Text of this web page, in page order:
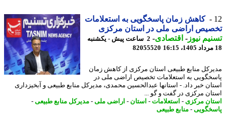
کاهش زمان پاسخگویی به استعلامات
اراضی ملی در استان مرکزی
نیوز-اقتصادی- 2 ساعت پیش - یکشنبه
82055520
منابع طبیعی استان مرکزی از کاهش زمان
به استعلامات تخصیص اراضی ملی در
خبر داد. - استانها عبدالحسین محمدی، مدیرکل منابع طبیعی و آبخیزداری
مرکزی در گفت و گو ...
مرکزی - استعلامات-استان-اراضی ملی -مدیرکل منابع طبیعی-
-منابع طبیعی